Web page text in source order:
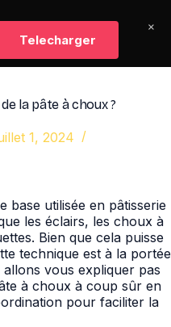
la pâte à choux ?
1, 2024
base utilisée en pâtisserie
les éclairs, les choux à
Bien que cela puisse
technique est à la portée
vous expliquer pas
à choux à coup sûr en
pour faciliter la
Telecharger
×